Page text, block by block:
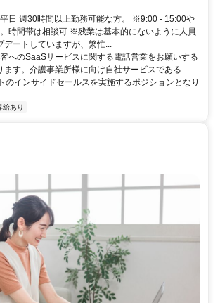
日 週30時間以上勤務可能な方。 ※9:00 - 15:00や
時間帯は相談可 ※残業は基本的にないように人員
デートしていますが、繁忙...
へのSaaSサービスに関する電話営業をお願いする
ます。介護事業所様に向け自社サービスである
のインサイドセールスを実施するポジションとなり
給あり